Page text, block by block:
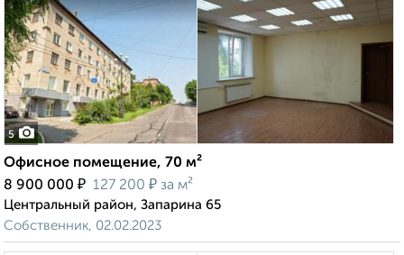
5
Офисное помещение, 70 м²
8 900 000 ₽ 127 200 ₽ за м²
Центральный район, Запарина 65
Собственник, 02.02.2023